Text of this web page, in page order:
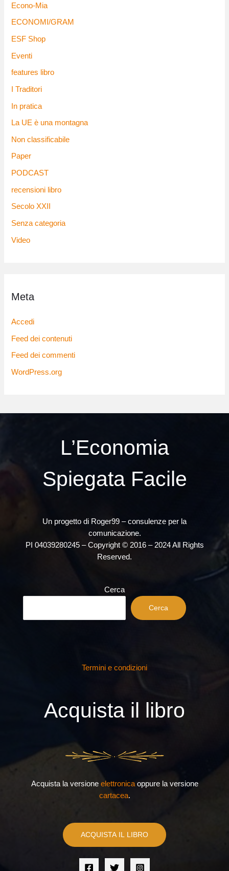
Econo-Mia
ECONOMI/GRAM
ESF Shop
Eventi
features libro
I Traditori
In pratica
La UE è una montagna
Non classificabile
Paper
PODCAST
recensioni libro
Secolo XXII
Senza categoria
Video
Meta
Accedi
Feed dei contenuti
Feed dei commenti
WordPress.org
L’Economia
Spiegata Facile
Un progetto di Roger99 – consulenze per la
comunicazione.
PI 04039280245 – Copyright © 2016 – 2024 All Rights
Reserved.
Cerca
Cerca
Termini e condizioni
Acquista il libro
Acquista la versione elettronicaoppure la versione
cartacea.
ACQUISTA IL LIBRO